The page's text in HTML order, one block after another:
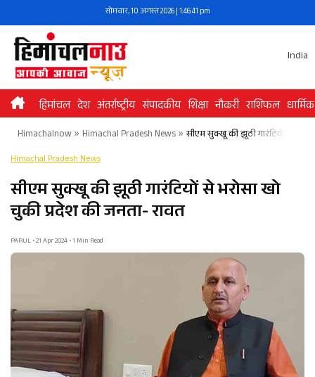
to
content
सोमवार, 10 अगस्त 2026 | 1:46:41 pm
India
हिमांचल देश अंतर्राष्ट्रीय संपादकीय शिक्षा नौकरी राशिफल धार्मिक
Himachalnow» Himachal Pradesh News» सीएम सुक्खू की झूठी गारंटियों से
Himachal Pradesh News
सीएम सुक्खू की झूठी गारंटियों से भरोसा खो
चुकी प्रदेश की जनता- रावत
PARUL • 21 Apr 2024 • 1 Min Read